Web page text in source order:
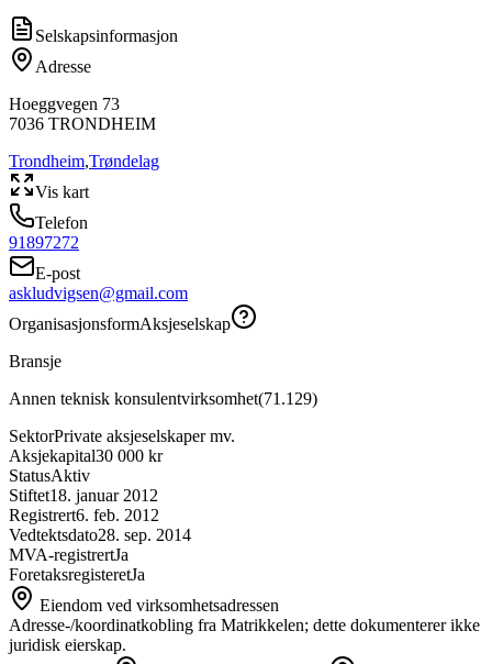
Selskapsinformasjon
Adresse
Hoeggvegen 73
7036 TRONDHEIM
Trondheim,Trøndelag
Vis kart
Telefon
91897272
E-post
askludvigsen@gmail.com
OrganisasjonsformAksjeselskap
Bransje
Annen teknisk konsulentvirksomhet(71.129)
SektorPrivate aksjeselskaper mv.
Aksjekapital30 000 kr
StatusAktiv
Stiftet18. januar 2012
Registrert6. feb. 2012
Vedtektsdato28. sep. 2014
MVA-registrertJa
ForetaksregisteretJa
Eiendom ved virksomhetsadressen
Adresse-/koordinatkobling fra Matrikkelen; dette dokumenterer ikke
juridisk eierskap.